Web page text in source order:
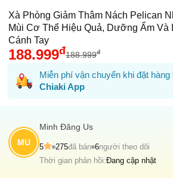
Xà Phòng Giảm Thâm Nách Pelican
Mùi Cơ Thể Hiệu Quả, Dưỡng Ẩm Và
Cánh Tay
188.999đ188.999đ
Miễn phí vận chuyển khi đặt hàng
Chiaki App
MU
Minh Ðăng Us
5 275đã bán 6người theo dõi
Thời gian phản hồi:Đang cập nhật